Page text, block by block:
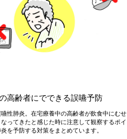
循環器内科
高齢者にでできる誤嚥予防
性肺炎。在宅療養中の高齢者が飲食中にむせ
ってきたと感じた時に注意して観察するポイ
を予防する対策をまとめています。